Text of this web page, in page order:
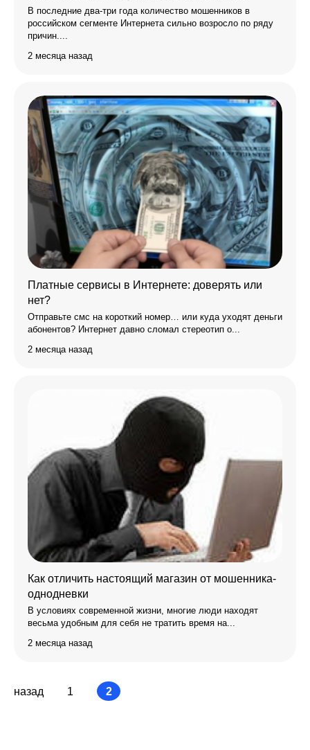
В последние два-три года количество мошенников в
российском сегменте Интернета сильно возросло по ряду
причин....
2 месяца назад
Платные сервисы в Интернете: доверять или
нет?
Отправьте смс на короткий номер… или куда уходят деньги
абонентов? Интернет давно сломал стереотип о...
2 месяца назад
Как отличить настоящий магазин от мошенника-
однодневки
В условиях современной жизни, многие люди находят
весьма удобным для себя не тратить время на...
2 месяца назад
назад 1 2